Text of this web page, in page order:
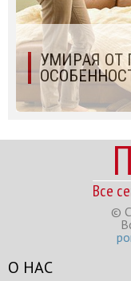
УМИРАЯ ОТ
Все
©
О НАС